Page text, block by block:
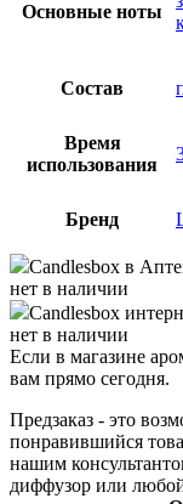
Основные ноты
Состав
Время
использования
Бренд
Candlesbox в
нет в наличии
Candlesbox
нет в наличии
Если в магазине
вам прямо сегодня.
Предзаказ - это
понравившийся
нашим
диффузор или